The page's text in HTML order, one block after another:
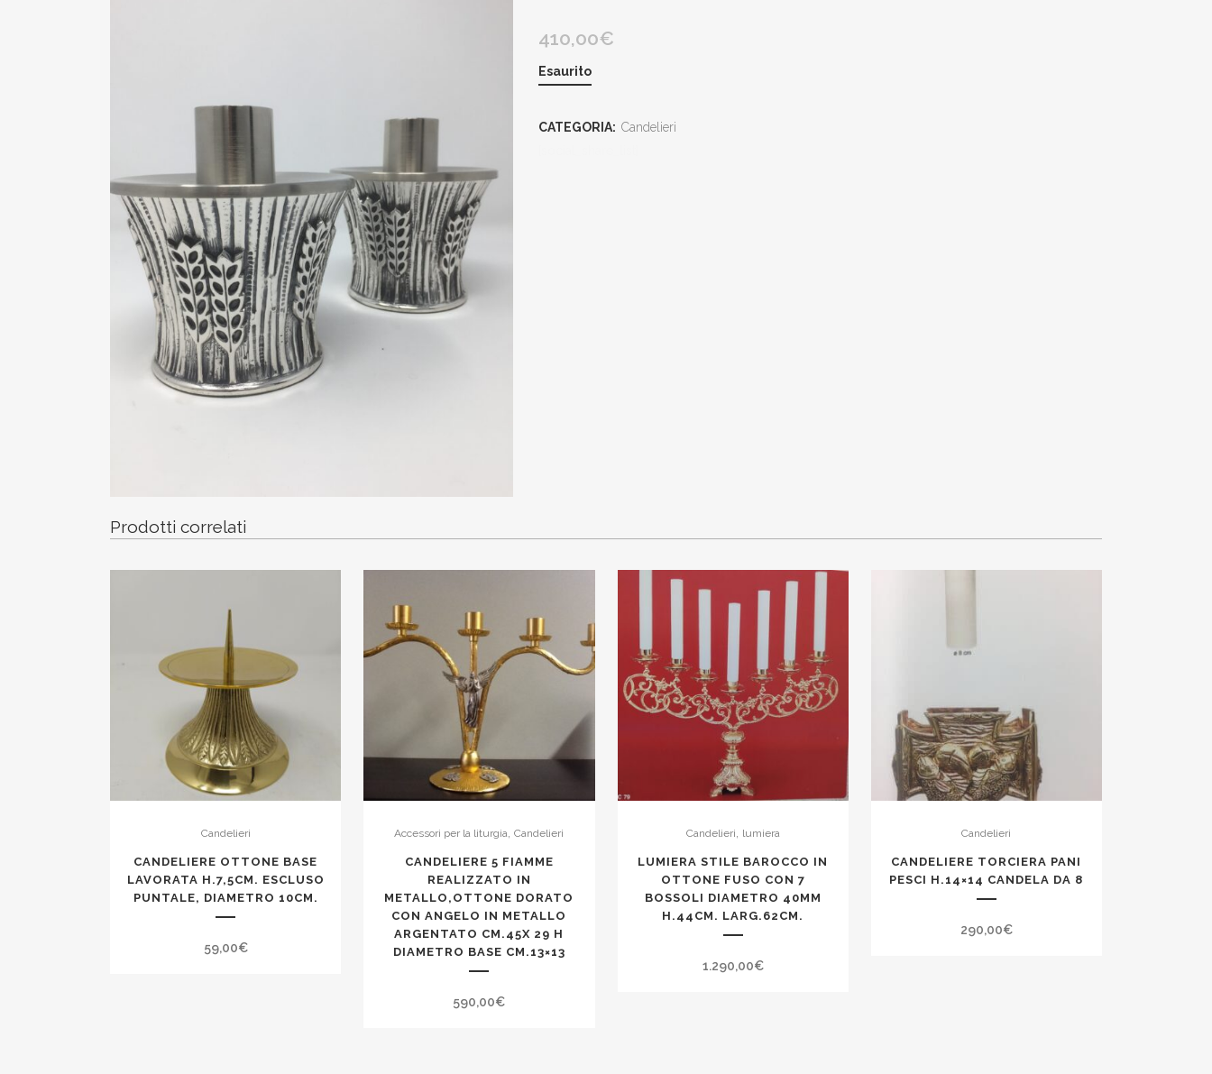
410,00€
Esaurito
CATEGORIA: Candelieri
Prodotti correlati
Candelieri
CANDELIERE OTTONE BASE
LAVORATA H.7,5CM. ESCLUSO
PUNTALE, DIAMETRO 10CM.
59,00€
Accessori per la liturgia,Candelieri
CANDELIERE 5 FIAMME
REALIZZATO IN
METALLO,OTTONE DORATO
CON ANGELO IN METALLO
ARGENTATO CM.45X 29 H
DIAMETRO BASE CM.13×13
590,00€
Candelieri, lumiera
LUMIERA STILE BAROCCO IN
OTTONE FUSO CON 7
BOSSOLI DIAMETRO 40MM
H.44CM. LARG.62CM.
1.290,00€
Candelieri
CANDELIERE TORCIERA PANI
PESCI H.14×14 CANDELA DA 8
290,00€